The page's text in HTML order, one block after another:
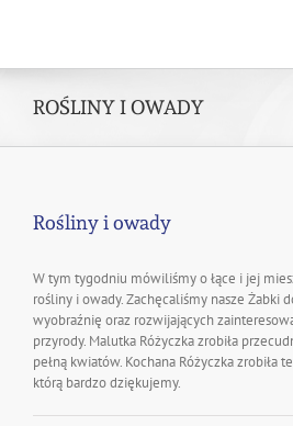
ROŚLINY I OWADY
Rośliny i owady
W tym tygodniu mówiliśmy o łące i jej
rośliny i owady. Zachęcaliśmy nasze Żabki
wyobraźnię oraz rozwijających
przyrody. Malutka Różyczka zrobiła
pełną kwiatów. Kochana Różyczka zrobiła
którą bardzo dziękujemy.